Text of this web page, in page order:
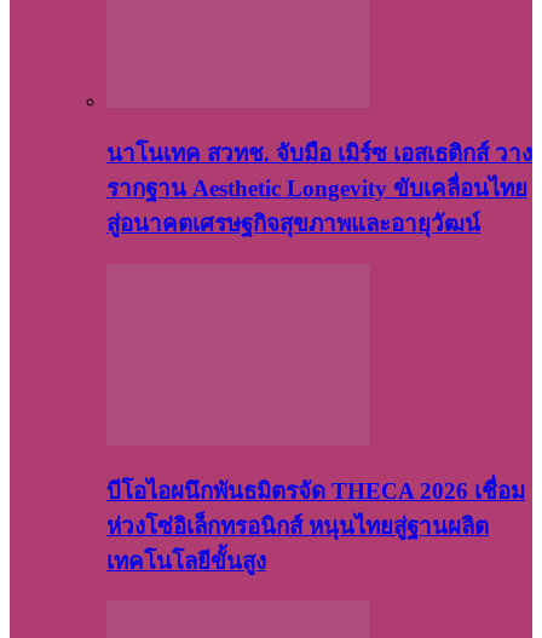
นาโนเทค สวทช. จับมือ เมิร์ซ เอสเธติกส์ วาง
รากฐาน Aesthetic Longevity ขับเคลื่อนไทย
สู่อนาคตเศรษฐกิจสุขภาพและอายุวัฒน์
บีโอไอผนึกพันธมิตรจัด THECA 2026 เชื่อม
ห่วงโซ่อิเล็กทรอนิกส์ หนุนไทยสู่ฐานผลิต
เทคโนโลยีขั้นสูง